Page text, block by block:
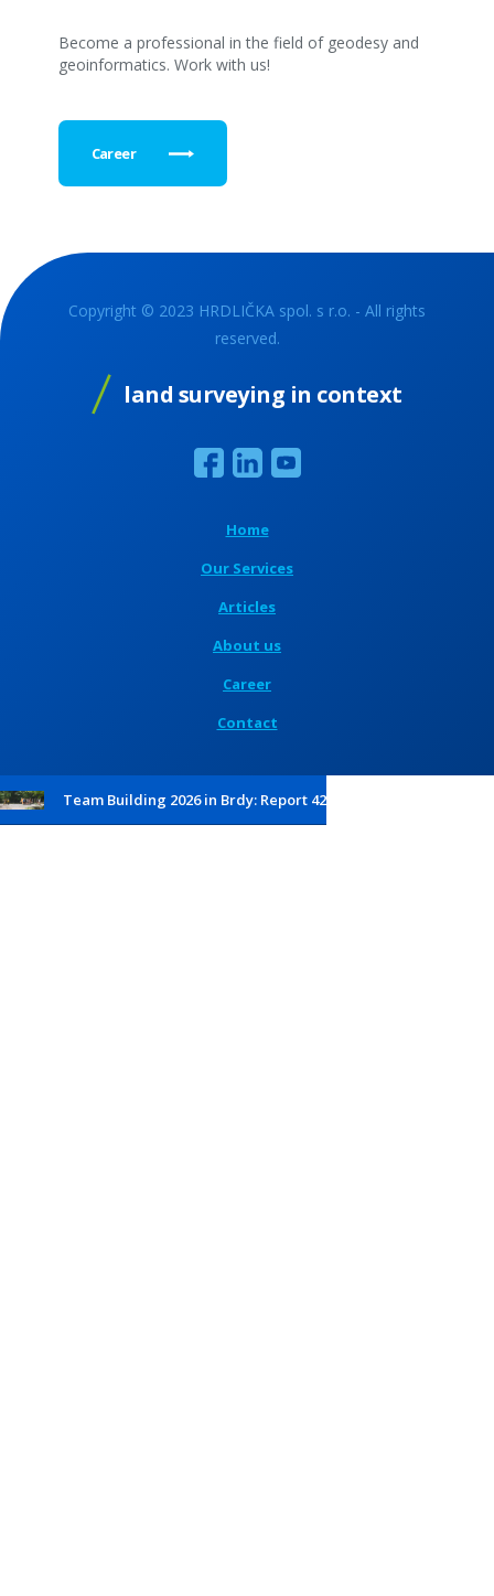
Become a professional in the field of geodesy and
geoinformatics. Work with us!
Career
Copyright © 2023 HRDLIČKA spol. s r.o. - All rights
reserved.
land surveying in context
Home
Our Services
Articles
About us
Career
Contact
Team Building 2026 in Brdy: Report 42